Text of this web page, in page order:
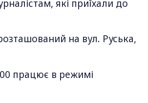
які приїхали до
на вул. Руська,
працює в режимі